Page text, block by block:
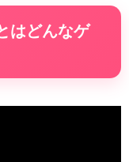
はどんなゲ